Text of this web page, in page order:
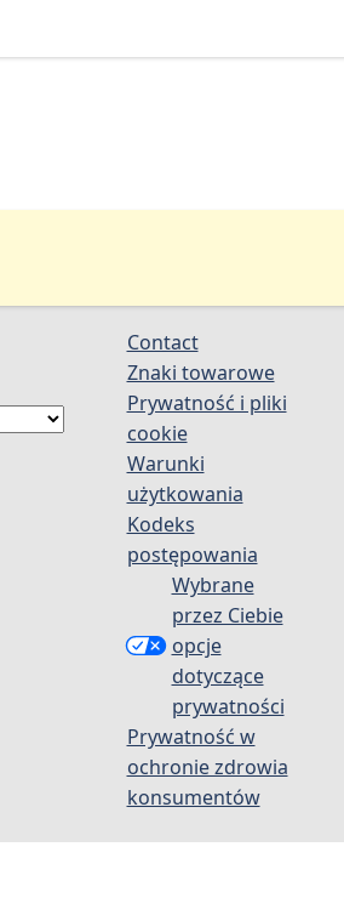
Contact
Znaki towarowe
Prywatność i pliki
cookie
Warunki
użytkowania
Kodeks
postępowania
Wybrane
przez Ciebie
opcje
dotyczące
prywatności
Prywatność w
ochronie zdrowia
konsumentów